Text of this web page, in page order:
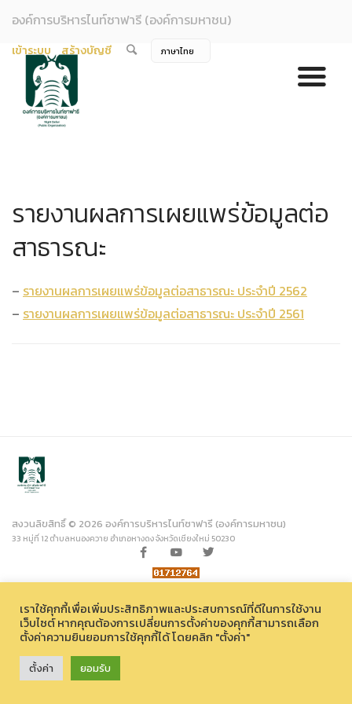
องค์การบริหารไนท์ซาฟารี (องค์การมหาชน)
เข้าระบบ สร้างบัญชี
รายงานผลการเผยแพร่ข้อมูลต่อ
สาธารณะ
– รายงานผลการเผยแพร่ข้อมูลต่อสาธารณะ ประจำปี 2562
– รายงานผลการเผยแพร่ข้อมูลต่อสาธารณะ ประจำปี 2561
สงวนลิขสิทธิ์ © 2026 องค์การบริหารไนท์ซาฟารี (องค์การมหาชน)
33 หมู่ที่ 12 ตำบลหนองควาย อำเภอหางดง จังหวัดเชียงใหม่ 50230
เราใช้คุกกี้เพื่อเพิ่มประสิทธิภาพและประสบการณ์ที่ดีในการใช้งาน
เว็บไซต์ หากคุณต้องการเปลี่ยนการตั้งค่าของคุกกี้สามารถเลือก
ตั้งค่าความยินยอมการใช้คุกกี้ได้ โดยคลิก "ตั้งค่า"
ตั้งค่า ยอมรับ